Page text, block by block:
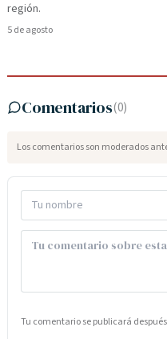
región.
5 de agosto
Comentarios(0)
Los comentarios son moderados
Tu comentario se publicará